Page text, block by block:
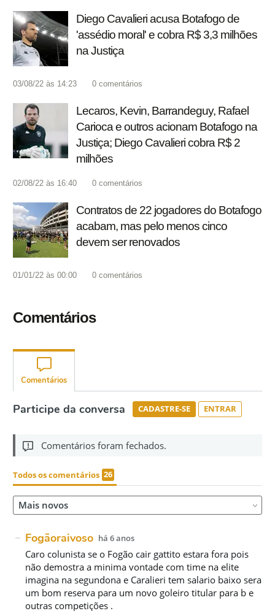
Diego Cavalieri acusa Botafogo de
'assédio moral' e cobra R$ 3,3 milhões
na Justiça
03/08/22 às 14:23 0 comentários
Lecaros, Kevin, Barrandeguy, Rafael
Carioca e outros acionam Botafogo na
Justiça; Diego Cavalieri cobra R$ 2
milhões
02/08/22 às 16:40 0 comentários
Contratos de 22 jogadores do Botafogo
acabam, mas pelo menos cinco
devem ser renovados
01/01/22 às 00:00 0 comentários
Comentários